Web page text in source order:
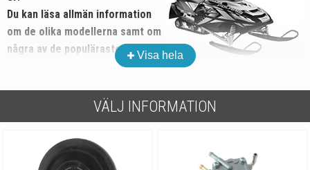
Du kan läsa allmän information
om de olika modellerna samt om
några av de populäraste
produktkategorierna förPolaris
skotermodell innan du letar efter delar till din snöskoter.
På så sätt filtreras delar som inte passar bort ur shopen. Dock så
Visa hela
VÄLJ INFORMATION